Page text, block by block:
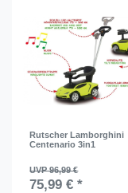
Rutscher Lamborghini
Centenario 3in1
UVP 96,99 €
75,99 € *